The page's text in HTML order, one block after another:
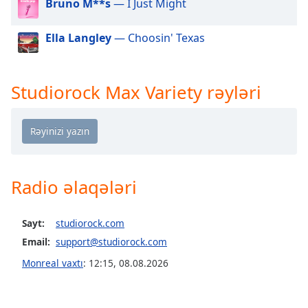
dialog
window.
Escape
and
window.
Color
Opacity
Bruno M**s— I Just Might
Ella Langley— Choosin' Texas
Studiorock Max Variety rəyləri
Radio əlaqələri
Sayt:
studiorock.com
Email: support@studiorock.com
Monreal vaxtı: 12:15, 08.08.2026